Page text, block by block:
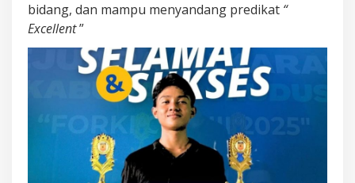
bidang, dan mampu menyandang predikat “
Excellent”